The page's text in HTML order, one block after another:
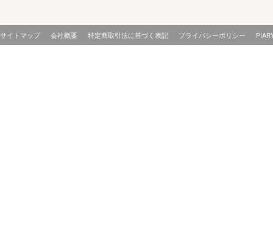
サイトマップ 会社概要 特定商取引法に基づく表記 プライバシーポリシー